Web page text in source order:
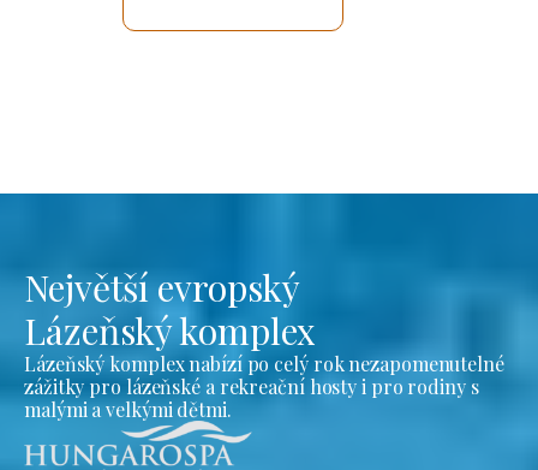
Největší evropský
Lázeňský komplex
Lázeňský komplex nabízí po celý rok nezapomenutelné
zážitky pro lázeňské a rekreační hosty i pro rodiny s
malými a velkými dětmi.